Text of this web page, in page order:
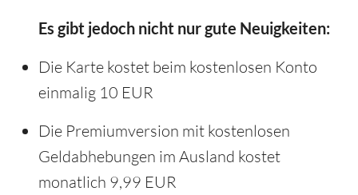
Es gibt jedoch nicht nur gute Neuigkeiten:
Die Karte kostet beim kostenlosen Konto
einmalig 10 EUR
Die Premiumversion mit kostenlosen
Geldabhebungen im Ausland kostet
monatlich 9,99 EUR